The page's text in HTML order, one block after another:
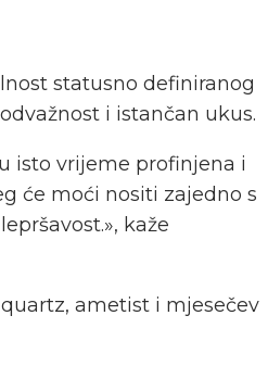
statusno definiranog
i istančan ukus.
isto vrijeme profinjena i
će moći nositi zajedno s
kaže
ametist i mjesečev